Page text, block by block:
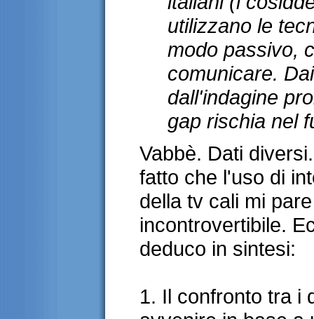
utilizzano le
modo passivo,
comunicare.
dall'indagine
gap rischia nel
Vabbè. Dati
fatto che l'uso di
della tv cali mi
incontrovertibile.
deduco in sintesi:
1. Il confronto tra i